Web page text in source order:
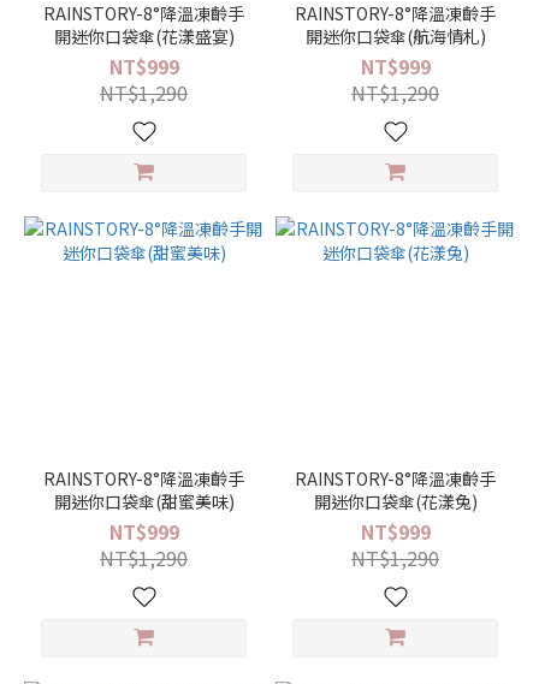
RAINSTORY-8°降溫凍齡手
開迷你口袋傘(花漾盛宴)
NT$999
NT$1,290
RAINSTORY-8°降溫凍齡手
開迷你口袋傘(航海情札)
NT$999
NT$1,290
RAINSTORY-8°降溫凍齡手
開迷你口袋傘(甜蜜美味)
NT$999
NT$1,290
RAINSTORY-8°降溫凍齡手
開迷你口袋傘(花漾兔)
NT$999
NT$1,290